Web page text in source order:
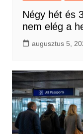
Négy hét és
nem elég a
augusztus 5,